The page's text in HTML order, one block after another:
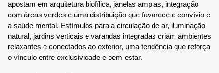
apostam em arquitetura biofílica, janelas amplas, integração
com áreas verdes e uma distribuição que favorece o convívio e
a saúde mental. Estímulos para a circulação de ar, iluminação
natural, jardins verticais e varandas integradas criam ambientes
relaxantes e conectados ao exterior, uma tendência que reforça
o vínculo entre exclusividade e bem-estar.